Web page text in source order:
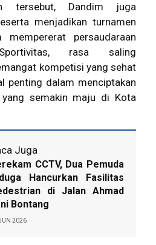
tersebut, Dandim juga
menjadikan turnamen
mempererat persaudaraan
rasa saling
kompetisi yang sehat
penting dalam menciptakan
semakin maju di Kota
Juga
CCTV, Dua Pemuda
Hancurkan Fasilitas
di Jalan Ahmad
Bontang
2026